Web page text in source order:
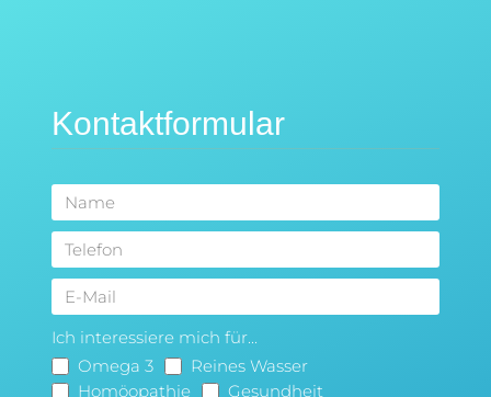
Kontaktformular
Ich interessiere mich für...
Omega 3
Reines Wasser
Homöopathie
Gesundheit